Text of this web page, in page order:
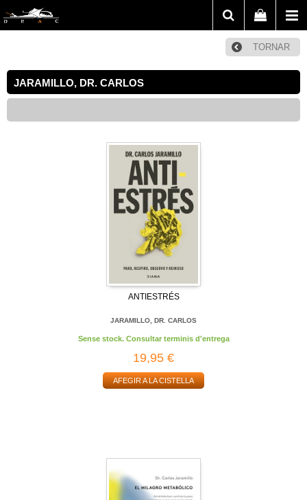
TORNAR
JARAMILLO, DR. CARLOS
ANTIESTRÉS
JARAMILLO, DR. CARLOS
Sense stock. Consultar terminis d'entrega
19,95 €
AFEGIR A LA CISTELLA